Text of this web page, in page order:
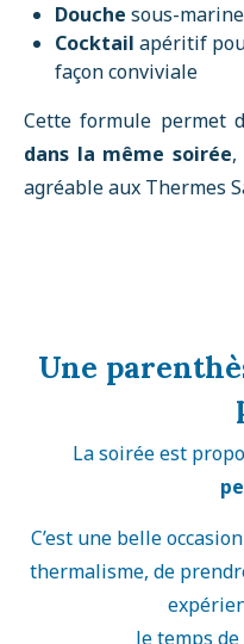
Douche sous-marine
Cocktail apéritif
façon conviviale
Cette formule permet
dans la même soirée,
agréable aux Thermes
Une
La soirée est
C’est une belle
thermalisme, de
le temps